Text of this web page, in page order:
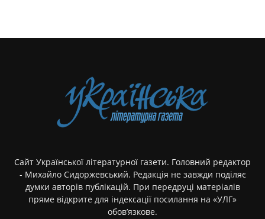
Сайт Української літературної газети. Головний редактор
- Михайло Сидоржевський. Редакція не завжди поділяє
думки авторів публікацій. При передруці матеріалів
пряме відкрите для індексації посилання на «УЛГ»
обов’язкове.